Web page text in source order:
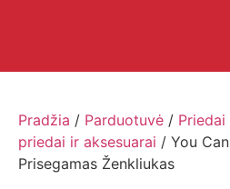
Pradžia / Parduotuvė / Priedai
priedai ir aksesuarai / You
Prisegamas Ženkliukas